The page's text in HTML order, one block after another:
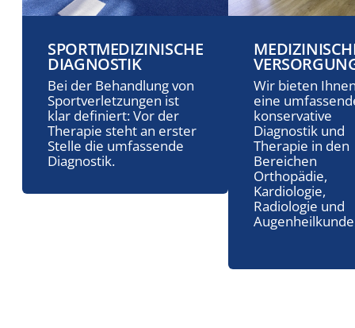
SPORTMEDIZINISCHE
DIAGNOSTIK
Bei der Behandlung von
Sportverletzungen ist
klar definiert: Vor der
Therapie steht an erster
Stelle die umfassende
Diagnostik.
Wir bieten
eine
konservative
Diagnostik und
Therapie in den
Bereichen
Orthopädie,
Kardiologie,
Radiologie und